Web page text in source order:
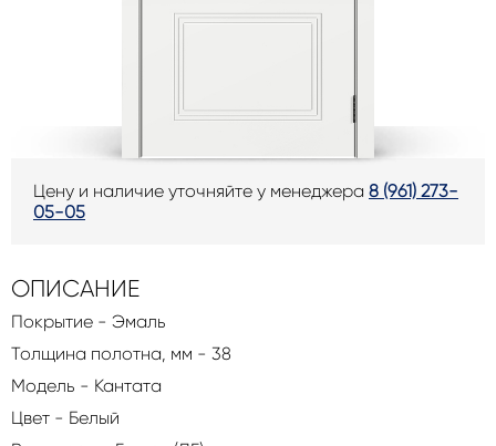
Цену и наличие уточняйте у менеджера 8 (961) 273-
05-05
ОПИСАНИЕ
Покрытие - Эмаль
Толщина полотна, мм - 38
Модель - Кантата
Цвет - Белый